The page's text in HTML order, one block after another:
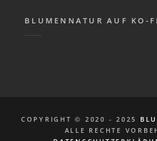
BLUMENNATUR AUF KO-FI
COPYRIGHT © 2020 - 2025
ALLE RECHTE